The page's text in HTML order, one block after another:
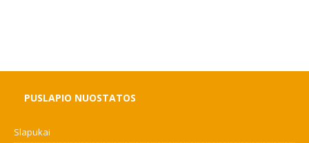
PUSLAPIO NUOSTATOS
Slapukai